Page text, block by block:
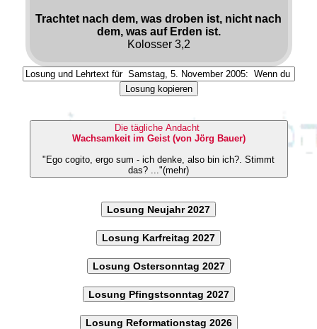
Trachtet nach dem, was droben ist, nicht nach
dem, was auf Erden ist.
Kolosser 3,2
Losung kopieren
Die tägliche Andacht
Wachsamkeit im Geist (von Jörg Bauer)
"Ego cogito, ergo sum - ich denke, also bin ich?. Stimmt
das? ..."(mehr)
Losung Neujahr 2027
Losung Karfreitag 2027
Losung Ostersonntag 2027
Losung Pfingstsonntag 2027
Losung Reformationstag 2026